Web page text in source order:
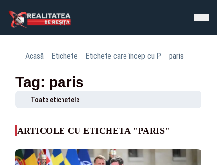
Acasă Etichete Etichete care încep cu P paris
Tag: paris
Toate etichetele
ARTICOLE CU ETICHETA "PARIS"